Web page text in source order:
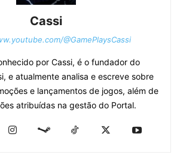
Cassi
@GamePlaysCassi
por Cassi, é o fundador do
e atualmente analisa e escreve sobre
e lançamentos de jogos, além de
atribuídas na gestão do Portal.